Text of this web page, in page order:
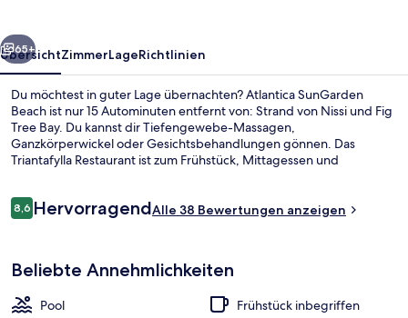
Weiter
65+
ÜbersichtZimmerLageRichtlinien
Du möchtest in guter Lage übernachten? Atlantica SunGarden
Beach ist nur 15 Autominuten entfernt von: Strand von Nissi und Fig
Tree Bay. Du kannst dir Tiefengewebe-Massagen,
Ganzkörperwickel oder Gesichtsbehandlungen gönnen. Das
Triantafylla Restaurant ist zum Frühstück, Mittagessen und
Bewertungen
8,68,6 von 10.
HervorragendAlle 38 Bewertungen anzeigen
Beliebte Annehmlichkeiten
Pool
Frühstück inbegriffen